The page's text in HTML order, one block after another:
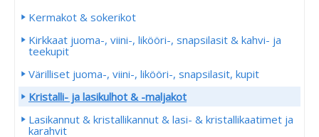
Kermakot & sokerikot
Kirkkaat juoma-, viini-, likööri-, snapsilasit & kahvi- ja
teekupit
Värilliset juoma-, viini-, likööri-, snapsilasit, kupit
Kristalli- ja lasikulhot & -maljakot
Lasikannut & kristallikannut & lasi- & kristallikaatimet ja
karahvit